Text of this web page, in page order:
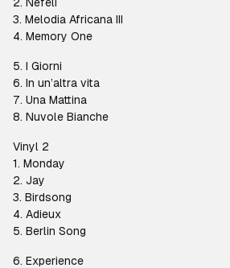
3. Melodia Africana III
4. Memory One
5. I Giorni
6. In un’altra vita
7. Una Mattina
8. Nuvole Bianche
Vinyl 2
1. Monday
2. Jay
3. Birdsong
4. Adieux
5. Berlin Song
6. Experience